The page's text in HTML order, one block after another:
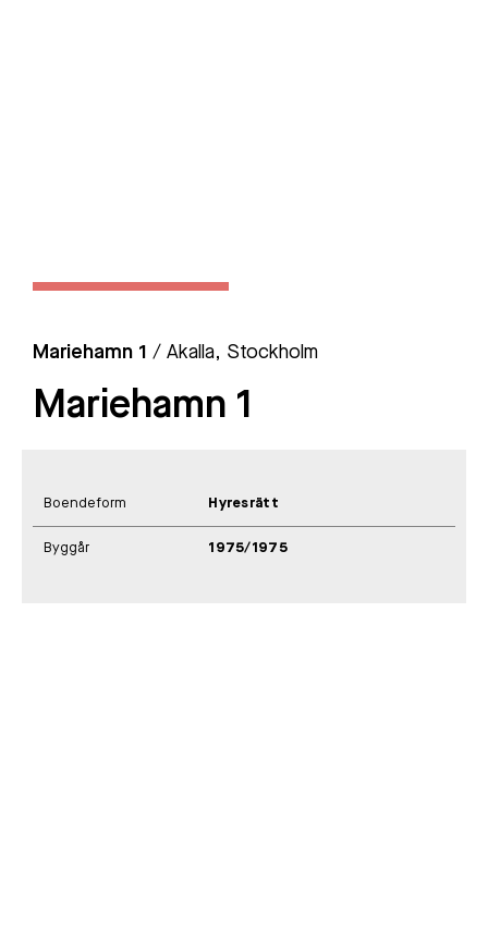
Mariehamn 1 / Akalla, Stockholm
Mariehamn 1
Boendeform Hyresrätt
Byggår 1975/1975